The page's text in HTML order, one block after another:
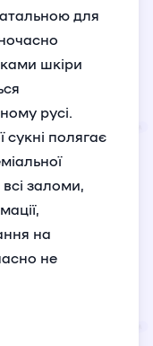
для
шкіри
русі.
сукні полягає
заломи,
на
не